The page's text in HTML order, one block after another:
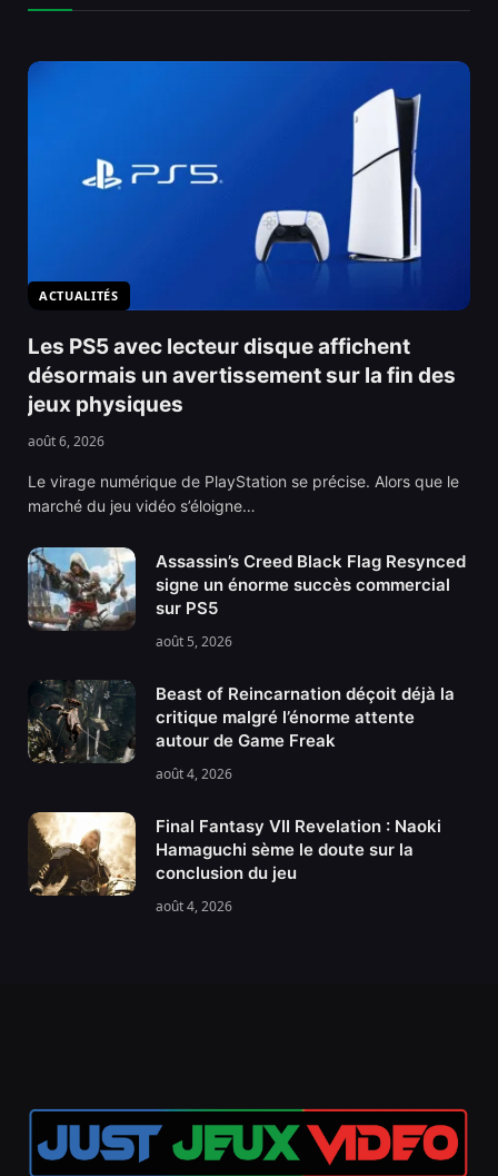
ACTUALITÉS
Les PS5 avec lecteur disque affichent
désormais un avertissement sur la fin des
jeux physiques
août 6, 2026
Le virage numérique de PlayStation se précise. Alors que le
marché du jeu vidéo s’éloigne…
Assassin’s Creed Black Flag Resynced
signe un énorme succès commercial
sur PS5
août 5, 2026
Beast of Reincarnation déçoit déjà la
critique malgré l’énorme attente
autour de Game Freak
août 4, 2026
Final Fantasy VII Revelation : Naoki
Hamaguchi sème le doute sur la
conclusion du jeu
août 4, 2026